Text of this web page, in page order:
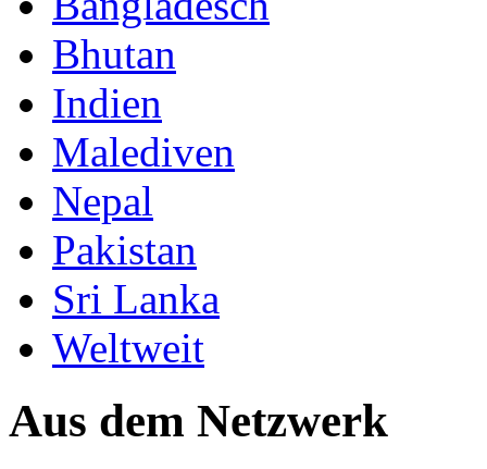
Bhutan
Indien
Malediven
Nepal
Pakistan
Sri Lanka
Weltweit
Aus dem Netzwerk